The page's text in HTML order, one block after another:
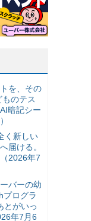
を、その
のテス
暗記シー
く新しい
届ける。
2026年7
バーの幼
プログラ
がいっ
年7月6